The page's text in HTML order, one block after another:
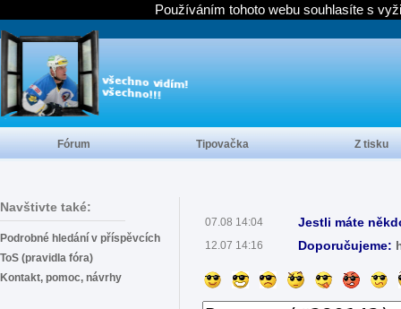
Navštivte také:
Podrobné hledání v příspěvcích
ToS (pravidla fóra)
Kontakt, pomoc, návrhy
07.08 14:04 Jestli máte
12.07 14:16 Doporučujeme:
Fórum Tipovačka Z tisku
Používáním tohoto webu souhlasíte s